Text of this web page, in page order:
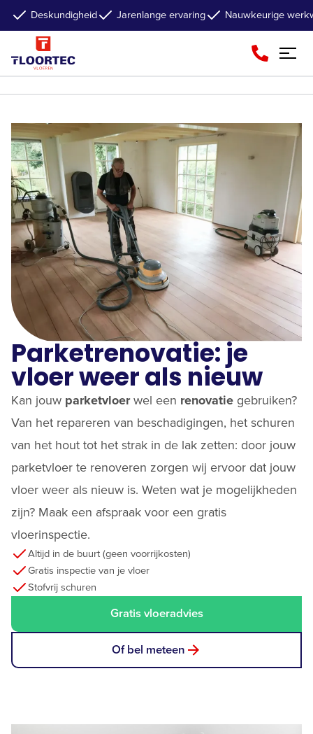
Deskundigheid Jarenlange ervaring Nauwkeurige
Parketrenovatie: je
vloer weer als nieuw
Kan jouw parketvloerwel een renovatie gebruiken?
Van het repareren van beschadigingen, het schuren
van het hout tot het strak in de lak zetten: door jouw
parketvloer te renoveren zorgen wij ervoor dat jouw
vloer weer als nieuw is. Weten wat je mogelijkheden
zijn? Maak een afspraak voor een gratis
vloerinspectie.
Altijd in de buurt (geen voorrijkosten)
Gratis inspectie van je vloer
Stofvrij schuren
Gratis vloeradvies
Of bel meteen